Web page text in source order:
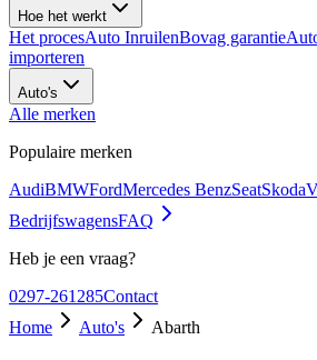
Hoe het werkt
Het procesAuto InruilenBovag garantie
importeren
Auto's
Alle merken
Populaire merken
AudiBMWFordMercedes BenzSeatSkoda
BedrijfswagensFAQ
Heb je een vraag?
0297-261285Contact
Home
Auto's Abarth